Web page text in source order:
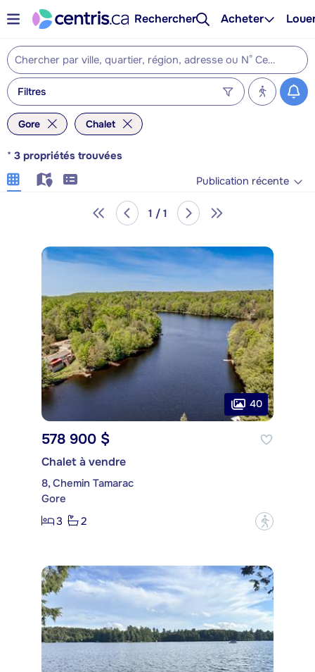
Rechercher Acheter
Filtres
Gore Chalet
* 3 propriétés trouvées
Publication récente
1 / 1
40
578 900 $
Chalet à vendre
8, Chemin Tamarac
Gore
3
2 ?